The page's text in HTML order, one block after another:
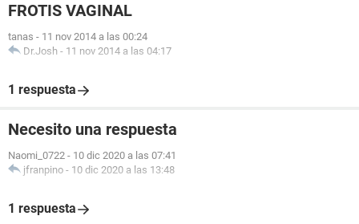
FROTIS VAGINAL
tanas - 11 nov 2014 a las 00:24
Dr.Josh - 11 nov 2014 a las 04:17
1 respuesta
Necesito una respuesta
Naomi_0722 - 10 dic 2020 a las 07:41
jfranpino - 10 dic 2020 a las 13:48
1 respuesta